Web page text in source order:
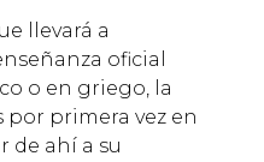
llevará a
oficial
o en griego, la
por primera vez en
de ahí a su